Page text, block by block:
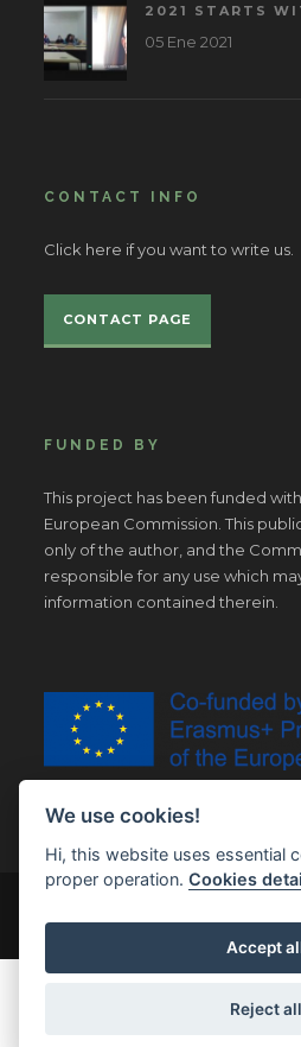
2021 STARTS
05 Ene 2021
CONTACT INFO
Click here if you want to write us.
CONTACT PAGE
FUNDED BY
This project has been funded
European Commission. This
only of the author, and the
responsible for any use which
information contained therein.
We use cookies!
Hi, this website uses essential
proper operation.Cookies
Accept
Reject all